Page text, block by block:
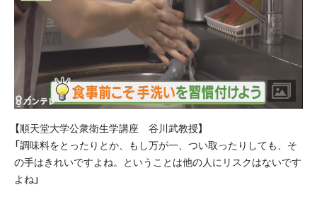
【順天堂大学公衆衛生学講座 谷川武教授】
「調味料をとったりとか、もし万が一、つい取ったりしても、そ
の手はきれいですよね。ということは他の人にリスクはないです
よね」